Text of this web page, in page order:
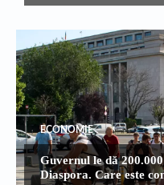
ECONOMIE
Guvernul le dă
Diaspora. Care este